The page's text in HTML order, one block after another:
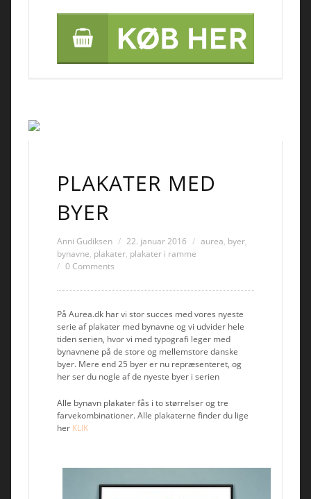
PLAKATER MED
BYER
Anni Gudiksen 22. januar 2016 aurea, byer,
bynavne, plakater, plakater i ramme
0 Comments
På Aurea.dk har vi stor succes med vores nyeste
serie af plakater med bynavne og vi udvider hele
tiden serien, hvor vi med typografi leger med
bynavnene på de store og mellemstore danske
byer. Mere end 25 byer er nu repræsenteret, og
her ser du nogle af de nyeste byer i serien
Alle bynavn plakater fås i to størrelser og tre
farvekombinationer. Alle plakaterne finder du lige
her KLIK